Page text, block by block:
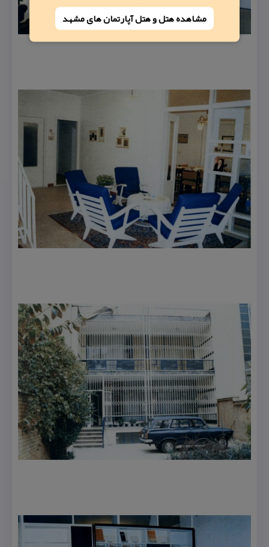
مشاهده هتل و هتل‌ آپارتمان های مشهد